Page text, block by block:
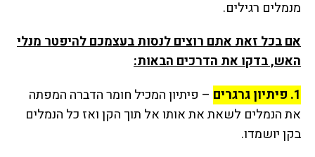
מנמלים רגילים.
אם בכל זאת אתם רוצים לנסות בעצמכם להיפטר מנלי
האש, בדקו את הדרכים הבאות:
1. פיתיון גרגרים
– פיתיון המכיל חומר הדברה המפתה
את הנמלים לשאת את אותו אל תוך הקן ואז כל הנמלים
בקן יושמדו.